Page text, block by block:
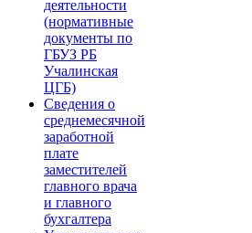
деятельности
(нормативные
документы по
ГБУЗ РБ
Учалинская
ЦГБ)
Сведения о
среднемесячной
заработной
плате
заместителей
главного врача
и главного
бухгалтера